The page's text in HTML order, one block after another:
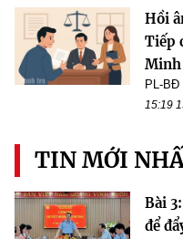
Hồi
Tiếp
Minh
PL-BĐ
15:19
TIN MỚI
Bài
để